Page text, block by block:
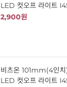
LED 컷오프 라이트
2,900원
비츠온 101mm(4인
LED 컷오프 라이트